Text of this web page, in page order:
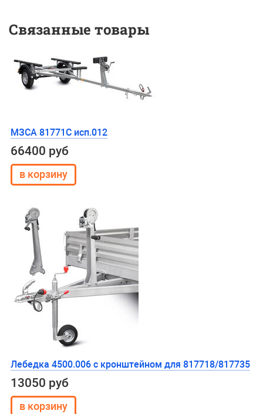
Связанные товары
МЗСА 81771C исп.012
66400 руб
Лебедка 4500.006 с кронштейном для 817718/817735
13050 руб